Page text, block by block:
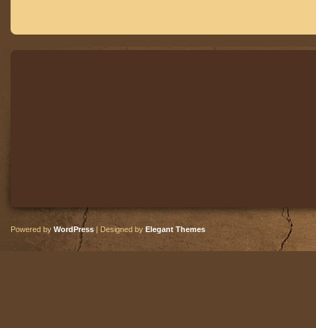
Powered by WordPress | Designed by Elegant Themes